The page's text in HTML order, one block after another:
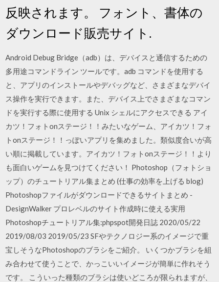
反映されます。 フォント、書体の
ダウンロード販売サイト.
Android Debug Bridge（adb）は、デバイスと通信するための
多用途コマンドライン ツールです。adb コマンドを使用する
と、アプリのインストールやデバッグなど、さまざまなデバイ
ス操作を実行できます。また、デバイス上でさまざまなコマン
ドを実行する際に使用する Unix シェルにアクセスできる アイ
カツ！フォトonステージ！！みたいなゲーム、アイカツ！フォ
トonステージ！！っぽいアプリを集めました。類似度合いが高
い順に掲載しています。アイカツ！フォトonステージ！！より
も面白いゲームを見つけてください！ Photoshop（フォトショ
ップ）のチュートリアル集まとめ (仕事の効率を上げる blog)
Photoshopファイルがダウンロードできるサイトまとめ -
DesignWalker プロレベルのサイト作成時に使える実用
Photoshopチュートリアル集:phpspot開発日誌 2020/05/22
2019/08/03 2019/05/23 SFやテクノロジー系のイメージで重
宝しそうなPhotoshopのブラシをご紹介。 いくつかブラシを組
み合わせて使うことで、かっこいいイメージが簡単に作れそう
です。 こういった種類のブラシは使いどころが限られますが、